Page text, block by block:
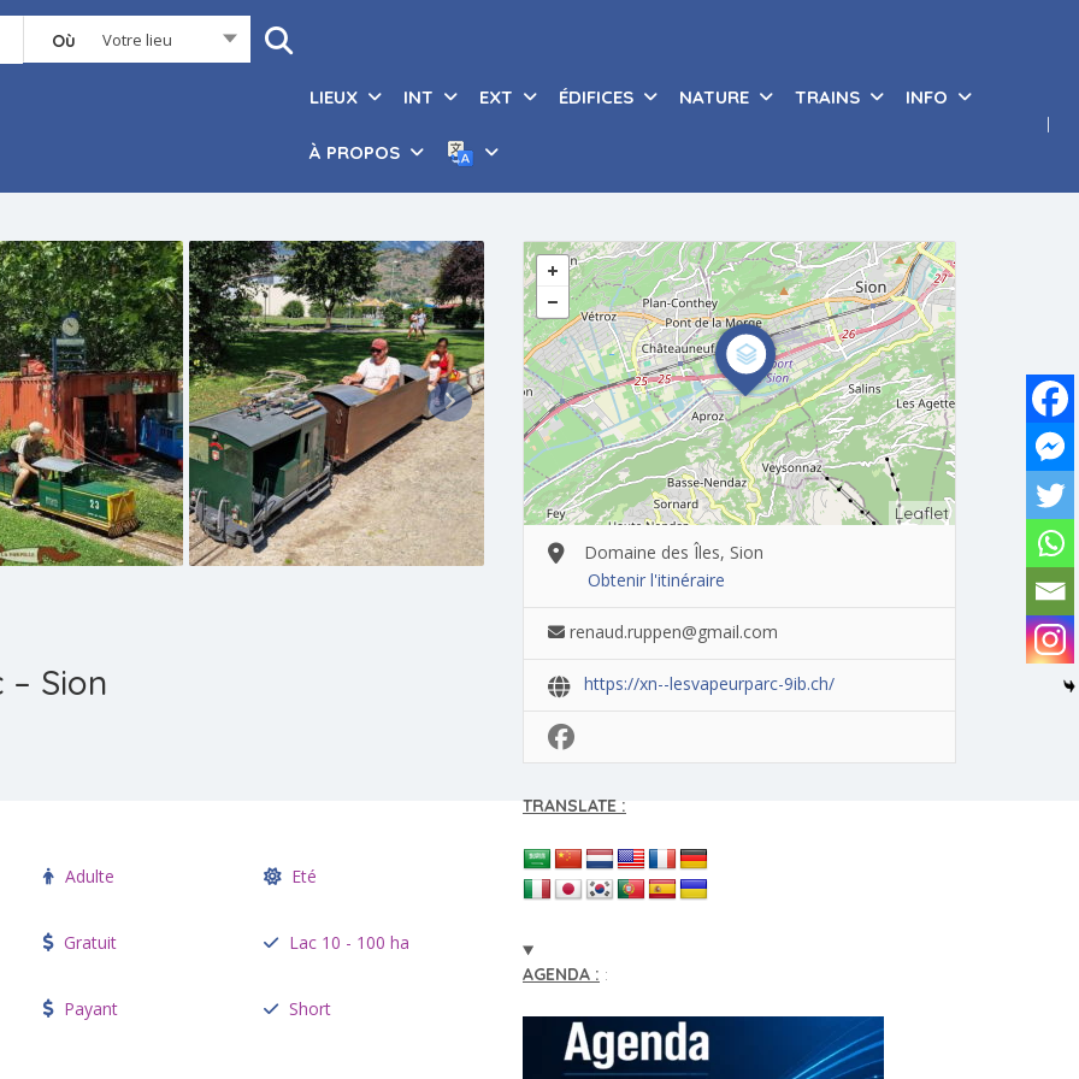
Où Votre lieu
LIEUX INT EXT ÉDIFICES NATURE TRAINS INFO
À PROPOS
Sion
Adulte Eté
Gratuit Lac 10 - 100 ha
Payant Short
Leaflet
Domaine des Îles, Sion
Obtenir l'itinéraire
renaud.ruppen@gmail.com
https://xn--lesvapeurparc-9ib.ch/
TRANSLATE :
AGENDA : :